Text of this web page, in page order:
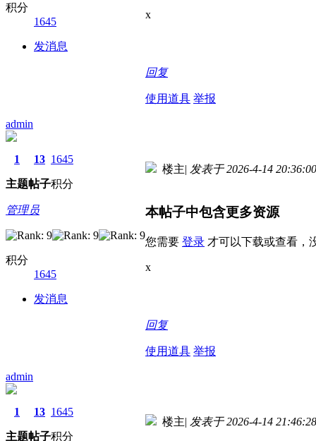
积分
1645
发消息
x
回复
使用道具 举报
admin
1
主题
13
帖子
1645
积分
管理员
积分
1645
发消息
楼主| 发表于 2026-4-14 20:36:00
本帖子中包含更多资源
您需要 登录 才可以下载或查看，
x
回复
使用道具 举报
admin
1
主题
13
帖子
1645
积分
楼主| 发表于 2026-4-14 21:46:28